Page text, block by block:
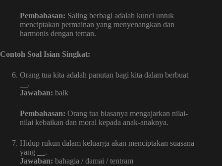
Pembahasan: Saling berbagi adalah kunci untuk
menciptakan permainan yang menyenangkan dan
harmonis dengan teman.
Contoh Soal Isian Singkat:
Orang tua kita adalah panutan bagi kita dalam berbuat
.
Jawaban: baik
Pembahasan: Orang tua biasanya mengajarkan nilai-
nilai kebaikan dan moral kepada anak-anaknya.
Hidup rukun dalam keluarga akan menciptakan suasana
yang
.
Jawaban: bahagia / damai / tentram